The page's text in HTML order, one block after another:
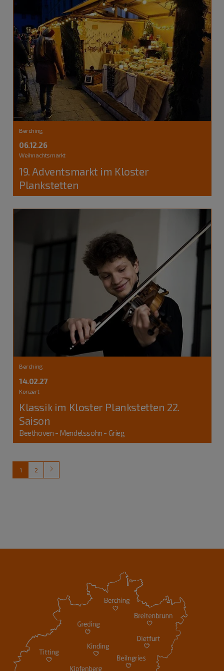
Berching
06.12.26
Weihnachtsmarkt
19. Adventsmarkt im Kloster
Plankstetten
Berching
14.02.27
Konzert
Klassik im Kloster Plankstetten 22.
Saison
Beethoven - Mendelssohn - Grieg
1 2